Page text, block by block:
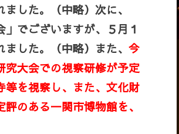
した。（中略）次に、
でございますが、５月１
した。（中略）また、 今
究大会での視察研修が予定
等を視察し、また、文化財
のある一関市博物館を、